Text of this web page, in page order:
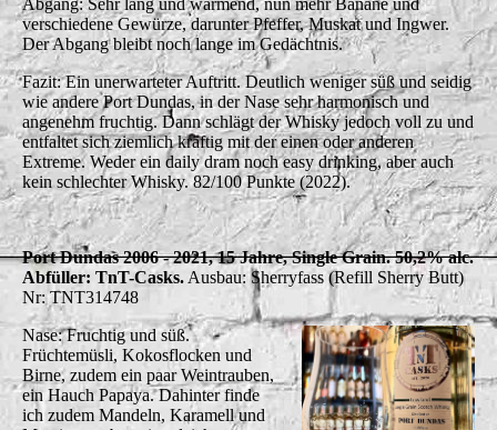
verschiedene Gewürze, darunter Pfeffer, Muskat und Ingwer.
Der Abgang bleibt noch lange im Gedächtnis.
Fazit: Ein unerwarteter Auftritt. Deutlich weniger süß und seidig
wie andere Port Dundas, in der Nase sehr harmonisch und
angenehm fruchtig. Dann schlägt der Whisky jedoch voll zu und
entfaltet sich ziemlich kräftig mit der einen oder anderen
Extreme. Weder ein daily dram noch easy drinking, aber auch
kein schlechter Whisky. 82/100 Punkte (2022).
Port Dundas 2006 - 2021, 15 Jahre, Single Grain. 50,2% alc.
Abfüller: TnT-Casks. Ausbau: Sherryfass (Refill Sherry Butt)
Nr: TNT314748
Nase: Fruchtig und süß.
Früchtemüsli, Kokosflocken und
Birne, zudem ein paar Weintrauben,
ein Hauch Papaya. Dahinter finde
ich zudem Mandeln, Karamell und